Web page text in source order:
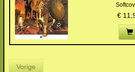
€
Vorige